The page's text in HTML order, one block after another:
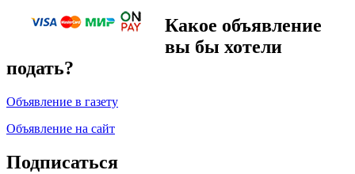
Какое объявление
вы бы хотели
подать?
Объявление в газету
Объявление на сайт
Подписаться